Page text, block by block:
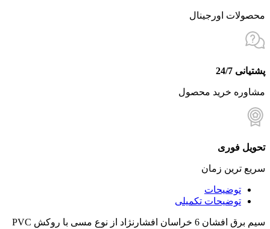
محصولات اورجینال
پشتیانی 24/7
مشاوره خرید محصول
تحویل فوری
سریع ترین زمان
توضیحات
توضیحات تکمیلی
سیم برق افشان 6 خراسان افشارنژاد از نوع مسی با روکش PVC